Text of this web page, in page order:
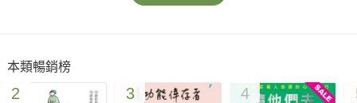
▍聰明人為什麼會犯愚蠢的錯？
本類暢銷榜
2 3 4